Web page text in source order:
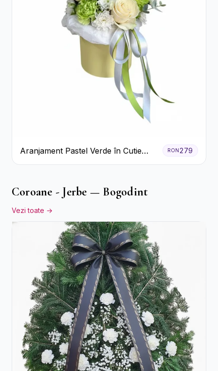
Aranjament Pastel Verde în Cutie
Galben Pal
RON279
Coroane - Jerbe — Bogodint
Vezi toate →